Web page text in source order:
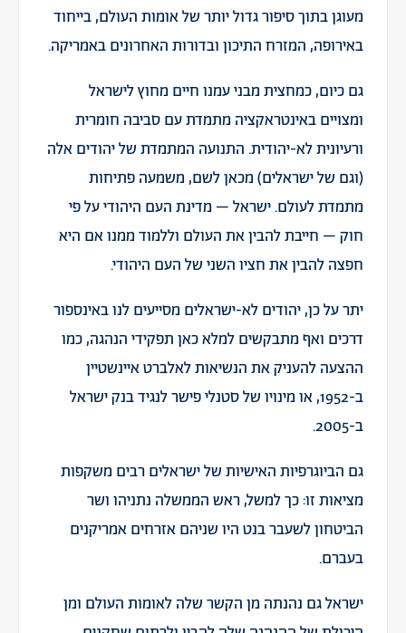
מעוגן בתוך סיפור גדול יותר של אומות העולם, בייחוד
באירופה, המזרח התיכון ובדורות האחרונים באמריקה.
גם כיום, כמחצית מבניעמנו חיים מחוץ לישראל
ומצויים באינטראקציה מתמדת עם סביבה חומרית
ורעיונית לא-יהודית. התנועה המתמדת של יהודים אלה
(וגם של ישראלים) מכאן לשם, משמעה פתיחות
מתמדת לעולם. ישראל – מדינת העם היהודי על פי
חוק – חייבת להבין את העולם וללמוד ממנו אם היא
חפצה להבין את חציו השני של העם היהודי.
יתר על כן, יהודים לא-ישראלים מסייעים לנו באינספור
דרכים ואף מתבקשים למלא כאן תפקידי הנהגה, כמו
ההצעה להעניק את הנשיאות לאלברט איינשטיין
ב-1952, או מינויו של סטנלי פישר לנגיד בנק ישראל
ב-2005.
גם הביוגרפיות האישיות של ישראלים רבים משקפות
מציאות זו: כך למשל, ראש הממשלה נתניהו ושר
הביטחון לשעבר בנט היו שניהם אזרחים אמריקנים
בעברם.
ישראל גם נהנתה מן הקשר שלה לאומות העולם ומן